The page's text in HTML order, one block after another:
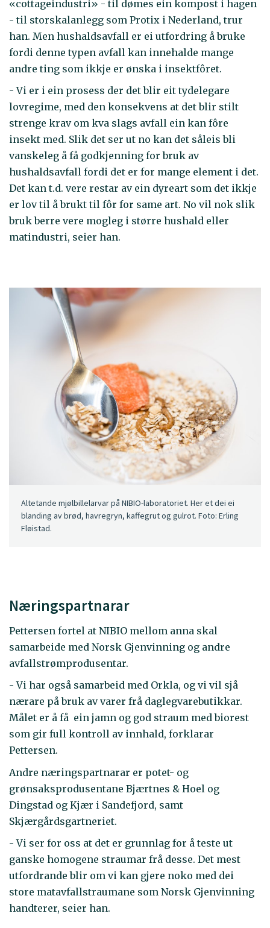
«cottageindustri» - til dømes ein kompost i hagen
- til storskalanlegg som Protix i Nederland, trur
han. Men hushaldsavfall er ei utfordring å bruke
fordi denne typen avfall kan innehalde mange
andre ting som ikkje er ønska i insektfôret.
- Vi er i ein prosess der det blir eit tydelegare
lovregime, med den konsekvens at det blir stilt
strenge krav om kva slags avfall ein kan fôre
insekt med. Slik det ser ut no kan det såleis bli
vanskeleg å få godkjenning for bruk av
hushaldsavfall fordi det er for mange element i det.
Det kan t.d. vere restar av ein dyreart som det ikkje
er lov til å brukt til fôr for same art. No vil nok slik
bruk berre vere mogleg i større hushald eller
matindustri, seier han.
Altetande mjølbillelarvar på NIBIO-laboratoriet. Her et dei ei
blanding av brød, havregryn, kaffegrut og gulrot. Foto: Erling
Fløistad.
Næringspartnarar
Pettersen fortel at NIBIO mellom anna skal
samarbeide med Norsk Gjenvinning og andre
avfallstrømprodusentar.
- Vi har også samarbeid med Orkla, og vi vil sjå
nærare på bruk av varer frå daglegvarebutikkar.
Målet er å få ein jamn og god straum med biorest
som gir full kontroll av innhald, forklarar
Pettersen.
Andre næringspartnarar er potet- og
grønsaksprodusentane Bjærtnes & Hoel og
Dingstad og Kjær i Sandefjord, samt
Skjærgårdsgartneriet.
- Vi ser for oss at det er grunnlag for å teste ut
ganske homogene straumar frå desse. Det mest
utfordrande blir om vi kan gjere noko med dei
store matavfallstraumane som Norsk Gjenvinning
handterer, seier han.